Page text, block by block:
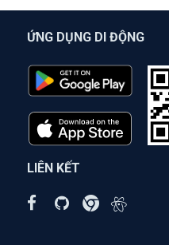
ỨNG DỤNG DI ĐỘNG
LIÊN KẾT